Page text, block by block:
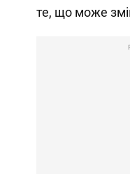
те, що може